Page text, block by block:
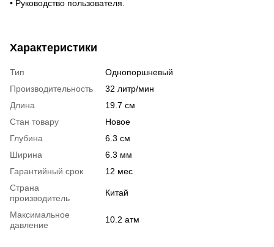
• Руководство пользователя.
Характеристики
Тип
Однопоршневый
Производительность
32 литр/мин
Длина
19.7 см
Стан товару
Новое
Глубина
6.3 см
Ширина
6.3 мм
Гарантийный срок
12 мес
Страна
производитель
Китай
Максимальное
давление
10.2 атм